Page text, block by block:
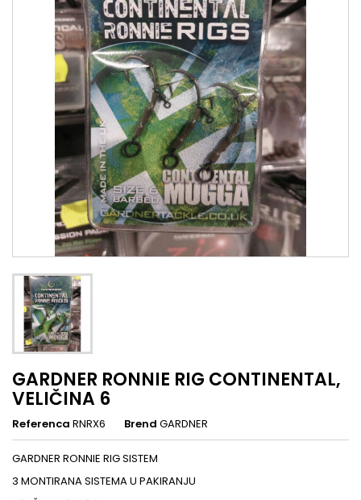
GARDNER RONNIE RIG CONTINENTAL,
VELIČINA 6
Referenca RNRX6 Brend GARDNER
GARDNER RONNIE RIG SISTEM
3 MONTIRANA SISTEMA U PAKIRANJU